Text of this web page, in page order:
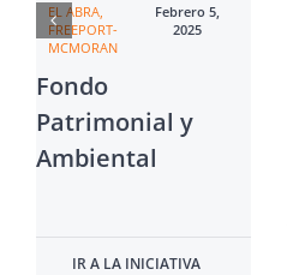
EL ABRA,
FREEPORT-
MCMORAN
Febrero 5,
2025
Fondo
Patrimonial y
Ambiental
IR A LA INICIATIVA